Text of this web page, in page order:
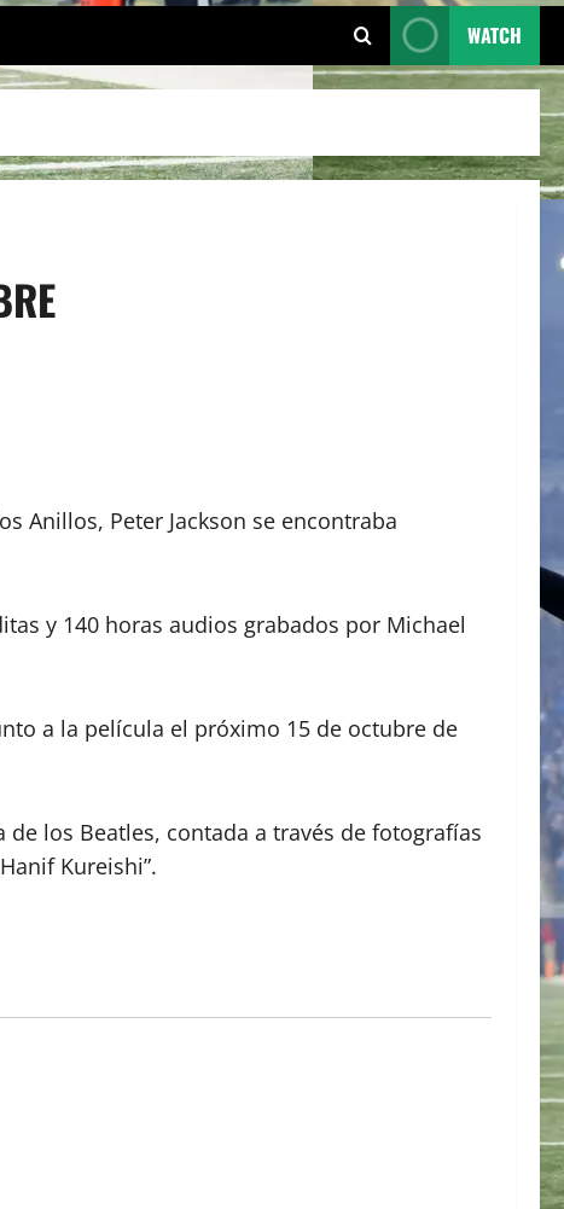
WATCH
Anillos, Peter Jackson se encontraba
y 140 horas audios grabados por Michael
a la película el próximo 15 de octubre de
los Beatles, contada a través de fotografías
Kureishi”.